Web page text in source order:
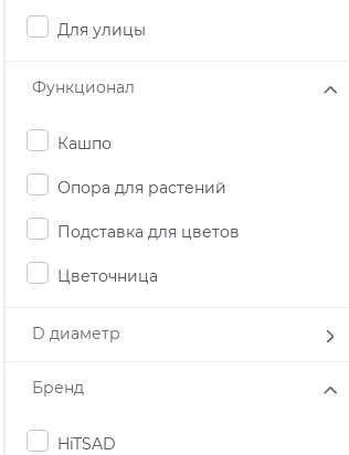
Для улицы
Функционал
Кашпо
Опора для растений
Подставка для цветов
Цветочница
D диаметр
Бренд
HiTSAD